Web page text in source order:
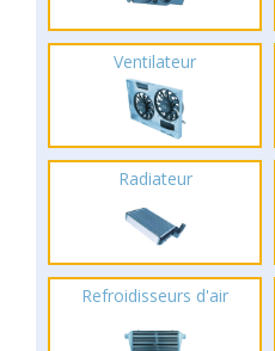
Ventilateur
Radiateur
Refroidisseurs d'air